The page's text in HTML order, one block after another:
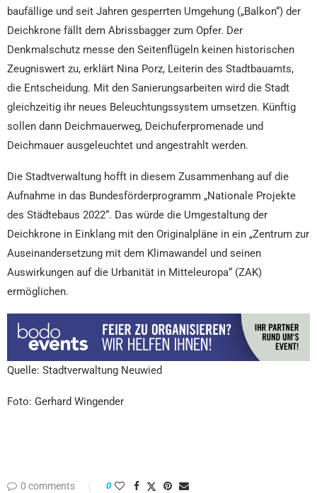
baufällige und seit Jahren gesperrten Umgehung („Balkon“) der
Deichkrone fällt dem Abrissbagger zum Opfer. Der
Denkmalschutz messe den Seitenflügeln keinen historischen
Zeugniswert zu, erklärt Nina Porz, Leiterin des Stadtbauamts,
die Entscheidung. Mit den Sanierungsarbeiten wird die Stadt
gleichzeitig ihr neues Beleuchtungssystem umsetzen. Künftig
sollen dann Deichmauerweg, Deichuferpromenade und
Deichmauer ausgeleuchtet und angestrahlt werden.
Die Stadtverwaltung hofft in diesem Zusammenhang auf die
Aufnahme in das Bundesförderprogramm „Nationale Projekte
des Städtebaus 2022“. Das würde die Umgestaltung der
Deichkrone in Einklang mit den Originalpläne in ein „Zentrum zur
Auseinandersetzung mit dem Klimawandel und seinen
Auswirkungen auf die Urbanität in Mitteleuropa“ (ZAK)
ermöglichen.
Quelle: Stadtverwaltung Neuwied
Foto: Gerhard Wingender
0 comments 0